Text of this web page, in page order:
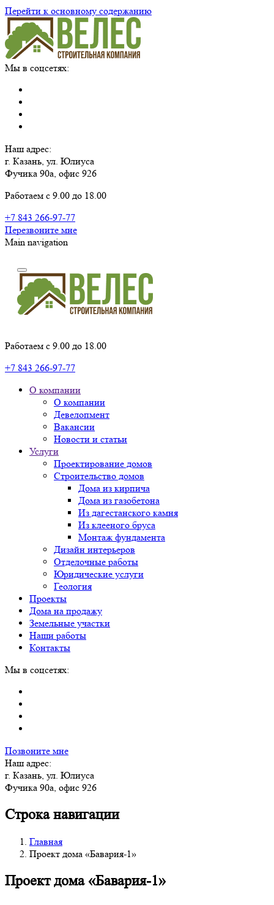
Перейти к основному содержанию
Мы в соцсетях:
Наш адрес:
г. Казань, ул. Юлиуса
Фучика 90а, офис 926
Работаем с 9.00 до 18.00
+7 843 266-97-77
Перезвоните мне
Main navigation
Работаем с 9.00 до 18.00
+7 843 266-97-77
О компании
О компании
Девелопмент
Вакансии
Новости и статьи
Услуги
Проектирование домов
Строительство домов
Дома из кирпича
Дома из газобетона
Из дагестанского камня
Из клееного бруса
Монтаж фундамента
Дизайн интерьеров
Отделочные работы
Юридические услуги
Геология
Проекты
Дома на продажу
Земельные участки
Наши работы
Контакты
Мы в соцсетях:
Позвоните мне
Наш адрес:
г. Казань, ул. Юлиуса
Фучика 90а, офис 926
Строка навигации
Главная
Проект дома «Бавария-1»
Проект дома «Бавария-1»